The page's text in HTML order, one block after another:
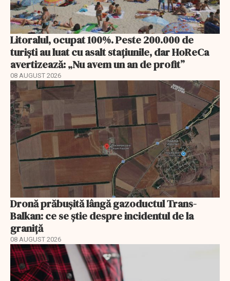
Litoralul, ocupat 100%. Peste 200.000 de
turiști au luat cu asalt stațiunile, dar HoReCa
avertizează: „Nu avem un an de profit”
08 AUGUST 2026
Dronă prăbușită lângă gazoductul Trans-
Balkan: ce se știe despre incidentul de la
graniță
08 AUGUST 2026